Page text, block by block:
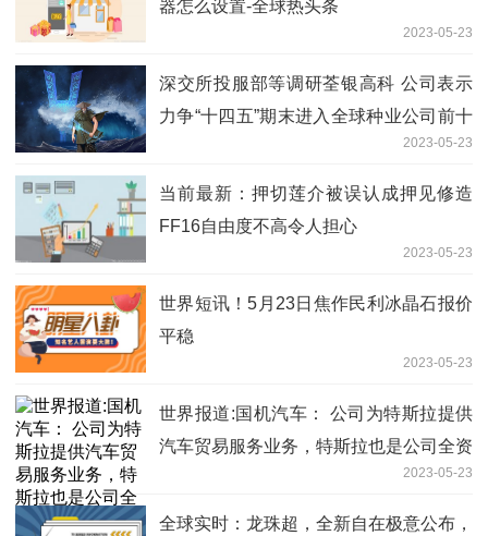
器怎么设置-全球热头条
2023-05-23
深交所投服部等调研荃银高科 公司表示
力争“十四五”期末进入全球种业公司前十
2023-05-23
当前最新：押切莲介被误认成押见修造
FF16自由度不高令人担心
2023-05-23
世界短讯！5月23日焦作民利冰晶石报价
平稳
2023-05-23
世界报道:国机汽车： 公司为特斯拉提供
汽车贸易服务业务，特斯拉也是公司全资
2023-05-23
全球实时：龙珠超，全新自在极意公布，